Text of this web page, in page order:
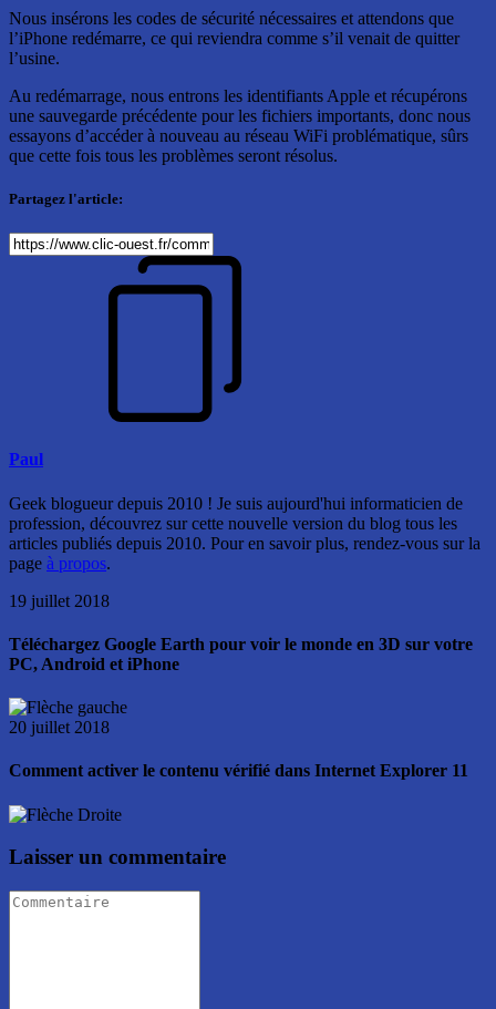
Nous insérons les codes de sécurité nécessaires et attendons que
l’iPhone redémarre, ce qui reviendra comme s’il venait de quitter
l’usine.
Au redémarrage, nous entrons les identifiants Apple et récupérons
une sauvegarde précédente pour les fichiers importants, donc nous
essayons d’accéder à nouveau au réseau WiFi problématique, sûrs
que cette fois tous les problèmes seront résolus.
Partagez l'article:
Paul
Geek blogueur depuis 2010 ! Je suis aujourd'hui informaticien de
profession, découvrez sur cette nouvelle version du blog tous les
articles publiés depuis 2010. Pour en savoir plus, rendez-vous sur la
page à propos.
19 juillet 2018
Téléchargez Google Earth pour voir le monde en 3D sur votre
PC, Android et iPhone
20 juillet 2018
Comment activer le contenu vérifié dans Internet Explorer 11
Laisser un commentaire